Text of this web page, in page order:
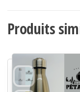
Produits